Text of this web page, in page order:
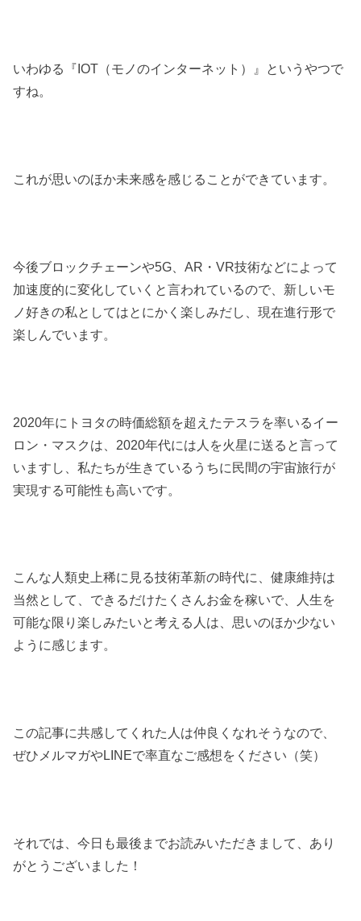
いわゆる『IOT（モノのインターネット）』というやつで
すね。
これが思いのほか未来感を感じることができています。
今後ブロックチェーンや5G、AR・VR技術などによって
加速度的に変化していくと言われているので、新しいモ
ノ好きの私としてはとにかく楽しみだし、現在進行形で
楽しんでいます。
2020年にトヨタの時価総額を超えたテスラを率いるイー
ロン・マスクは、2020年代には人を火星に送ると言って
いますし、私たちが生きているうちに民間の宇宙旅行が
実現する可能性も高いです。
こんな人類史上稀に見る技術革新の時代に、健康維持は
当然として、できるだけたくさんお金を稼いで、人生を
可能な限り楽しみたいと考える人は、思いのほか少ない
ように感じます。
この記事に共感してくれた人は仲良くなれそうなので、
ぜひメルマガやLINEで率直なご感想をください（笑）
それでは、今日も最後までお読みいただきまして、あり
がとうございました！